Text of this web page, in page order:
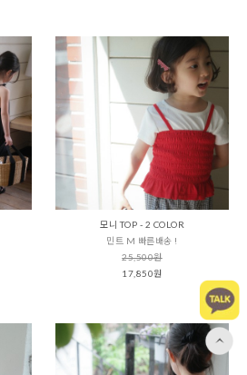
모니 TOP - 2 COLOR
민트 M 빠른배송 !
25,500원
17,850원